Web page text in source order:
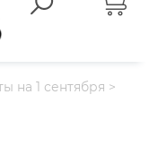
на 1 сентября >